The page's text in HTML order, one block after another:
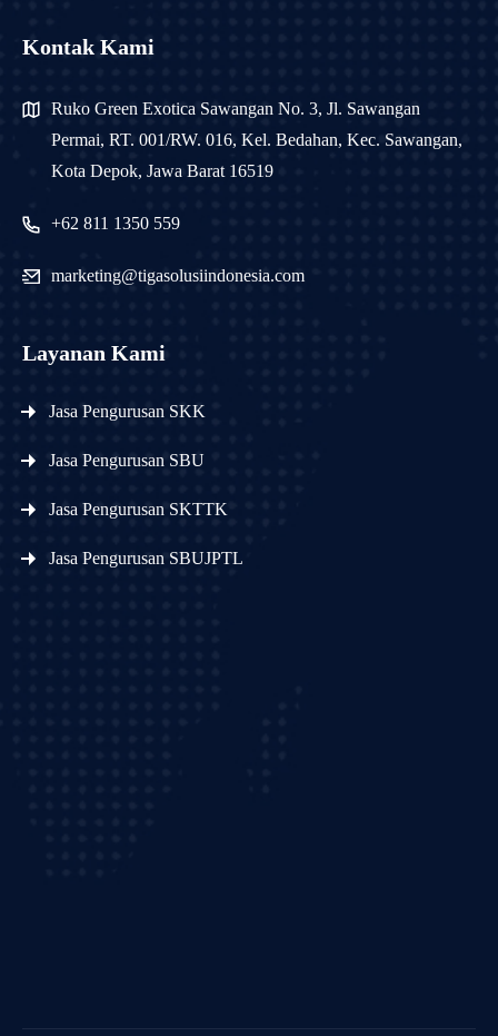
Kontak Kami
Ruko Green Exotica Sawangan No. 3, Jl. Sawangan
Permai, RT. 001/RW. 016, Kel. Bedahan, Kec. Sawangan,
Kota Depok, Jawa Barat 16519
+62 811 1350 559
marketing@tigasolusiindonesia.com
Layanan Kami
Jasa Pengurusan SKK
Jasa Pengurusan SBU
Jasa Pengurusan SKTTK
Jasa Pengurusan SBUJPTL